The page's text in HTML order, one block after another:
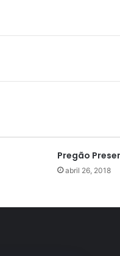
Pregão
abril 26, 2018